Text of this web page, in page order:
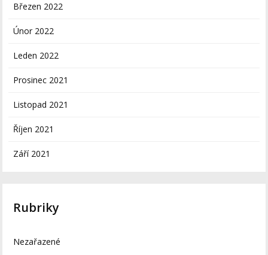
Březen 2022
Únor 2022
Leden 2022
Prosinec 2021
Listopad 2021
Říjen 2021
Září 2021
Rubriky
Nezařazené